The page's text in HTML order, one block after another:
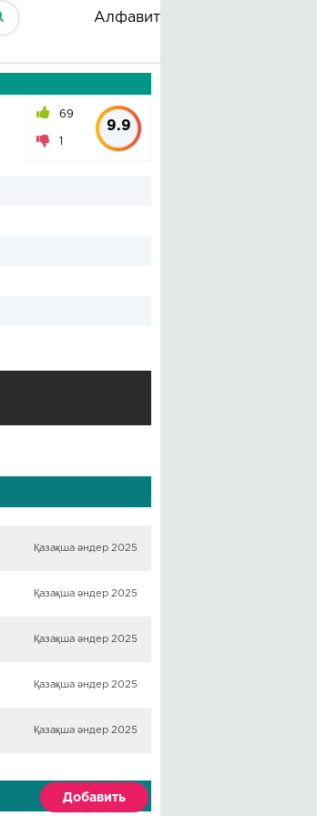
Алфавит
69
1
9.9
Қазақша әндер 2025
Қазақша әндер 2025
Қазақша әндер 2025
Қазақша әндер 2025
Қазақша әндер 2025
Добавить